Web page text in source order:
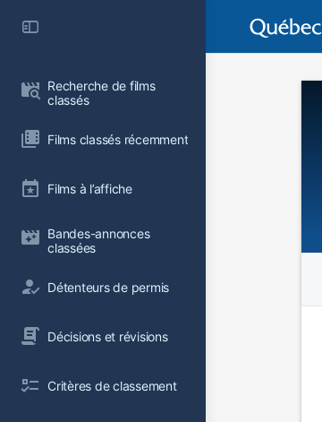
Recherche de films
classés
Films classés récemment
Films à l’affiche
Bandes-annonces
classées
Détenteurs de permis
Décisions et révisions
Critères de classement